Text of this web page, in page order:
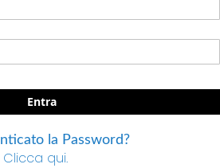
Entra
la Password?
Clicca qui.